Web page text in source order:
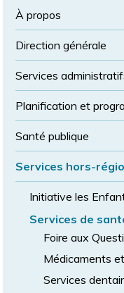
police
À propos
Direction générale
Services
Planification et
Santé publique
Services hors-
Initiative les
Services de
Foire aux
Médicaments
Services